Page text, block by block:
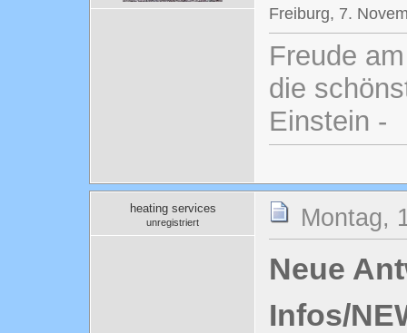
Freiburg, 7.
Freude
die
Einstein -
heating services
unregistriert Montag,
Neue
Infos/